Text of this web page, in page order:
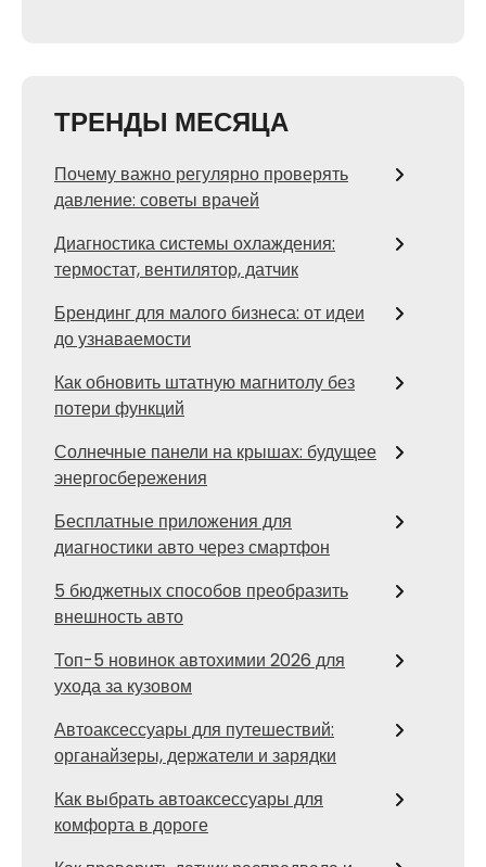
ТРЕНДЫ МЕСЯЦА
Почему важно регулярно проверять
давление: советы врачей
Диагностика системы охлаждения:
термостат, вентилятор, датчик
Брендинг для малого бизнеса: от идеи
до узнаваемости
Как обновить штатную магнитолу без
потери функций
Солнечные панели на крышах: будущее
энергосбережения
Бесплатные приложения для
диагностики авто через смартфон
5 бюджетных способов преобразить
внешность авто
Топ-5 новинок автохимии 2026 для
ухода за кузовом
Автоаксессуары для путешествий:
органайзеры, держатели и зарядки
Как выбрать автоаксессуары для
комфорта в дороге